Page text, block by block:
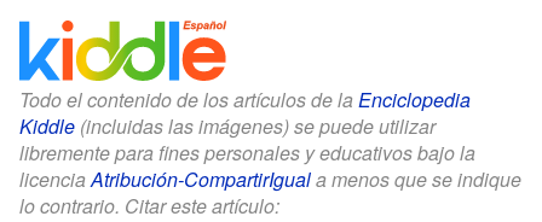
Todo el contenido de los artículos de la Enciclopedia
Kiddle (incluidas las imágenes) se puede utilizar
libremente para fines personales y educativos bajo la
licenciaAtribución-CompartirIguala menos que se indique
lo contrario. Citar este artículo: